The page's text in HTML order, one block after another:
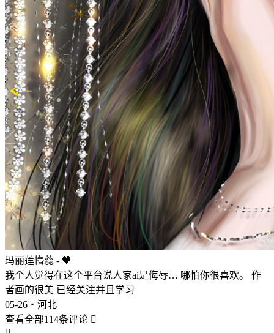
玛丽莲懵蕊 - 🖤
我个人觉得在这个平台说人家ai是侮辱… 哪怕你很喜欢。 作
者画的很美 已经关注并且学习
05-26・河北
查看全部114条评论 